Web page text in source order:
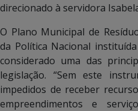
direcionado à servidora
O Plano Municipal de
da Política Nacional
considerado uma das
legislação. “Sem este
impedidos de receber
empreendimentos e